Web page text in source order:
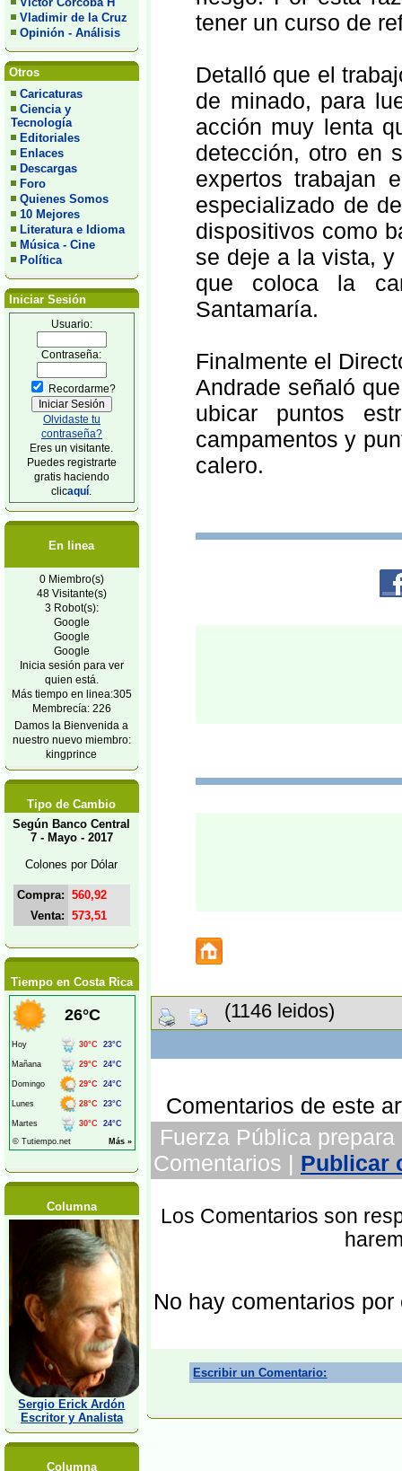
Vladimir de la Cruz
Opinión - Análisis
Otros
Caricaturas
Ciencia y
Tecnología
Editoriales
Enlaces
Descargas
Foro
Quienes Somos
10 Mejores
Literatura e Idioma
Música - Cine
Política
Iniciar Sesión
Usuario:
Contraseña:
Recordarme?
Olvidaste tu
contraseña?
Eres un visitante.
Puedes registrarte
gratis haciendo
clicaquí
En linea
0 Miembro(s)
48 Visitante(s)
3 Robot(s):
Google
Google
Google
Inicia sesión para ver
quien está.
Más tiempo en linea:305
Membrecía: 226
Damos la Bienvenida a
nuestro nuevo miembro:
kingprince
Tipo de Cambio
Según Banco Central
7 - Mayo - 2017
Colones por Dólar
Compra: 560,92
Venta: 573,51
Tiempo en Costa Rica
Columna
Sergio Erick Ardón
Escritor y Analista
Columna
tener un curso de
Detalló que el
de minado, para
acción muy lenta
detección, otro en
expertos trabajan
especializado de
dispositivos como
se deje a la vista,
que coloca la
Santamaría.
Finalmente el
Andrade señaló
ubicar puntos
campamentos y
calero.
(1146 leidos)
Comentarios de este
Fuerza Pública
Comentarios | Publicar
Los Comentarios son
No hay comentarios por
Escribir un Comentario: